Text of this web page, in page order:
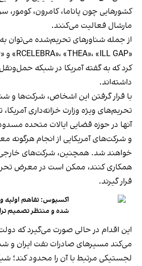
کشورهایی چون پاناما، کامرون، کومور،
مارشال فعالیت می‌کنند.
از جمله شناورهای تحریم‌شده می‌توان
کرد که به گفته آمریکا در شبکه
داشته‌اند.
با قرار گرفتن این اشخاص، شرکت‌ها و
تحریم‌های ویژه وزارت خزانه‌داری آمریکا،
آنها در حوزه قضایی ایالات متحده
و شرکت‌های آمریکایی از انجام هرگونه
خواهند شد. همچنین، شرکت‌های خارجی
همکاری کنند، ممکن است در معرض
قرار گیرند.
اکسیوس: تفاهم اولیه
شده و منتظر تصمیم
این اقدام در حالی صورت می‌گیرد که
می‌کند مسیرهای صادرات نفت ایران و
لجستیکی مرتبط با آن را محدود کند؛